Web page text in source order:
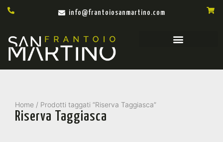
info@frantoiosanmartino.com
Home / Prodotti taggati “Riserva Taggiasca”
Riserva Taggiasca